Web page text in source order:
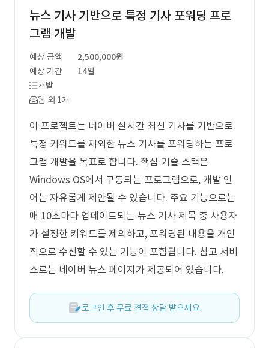
뉴스 기사 기반으로 특정 기사 포워딩 프로
그램 개발
예상 금액
2,500,000원
예상 기간
14일
개발
웹 외 1개
이 프로젝트는 네이버 실시간 최신 기사를 기반으로
특정 키워드를 제외한 뉴스 기사를 포워딩하는 프로
그램 개발을 목표로 합니다. 핵심 기술 스택은
Windows OS에서 구동되는 프로그램으로, 개발 언
어는 자유롭게 제안될 수 있습니다. 주요 기능으로는
매 10초마다 업데이트되는 뉴스 기사 제목 중 사용자
가 설정한 키워드를 제외하고, 포워딩된 내용을 개인
적으로 수신할 수 있는 기능이 포함됩니다. 참고 서비
스로는 네이버 뉴스 페이지가 제공되어 있습니다.
로그인 후 무료 견적 상담 받으세요.